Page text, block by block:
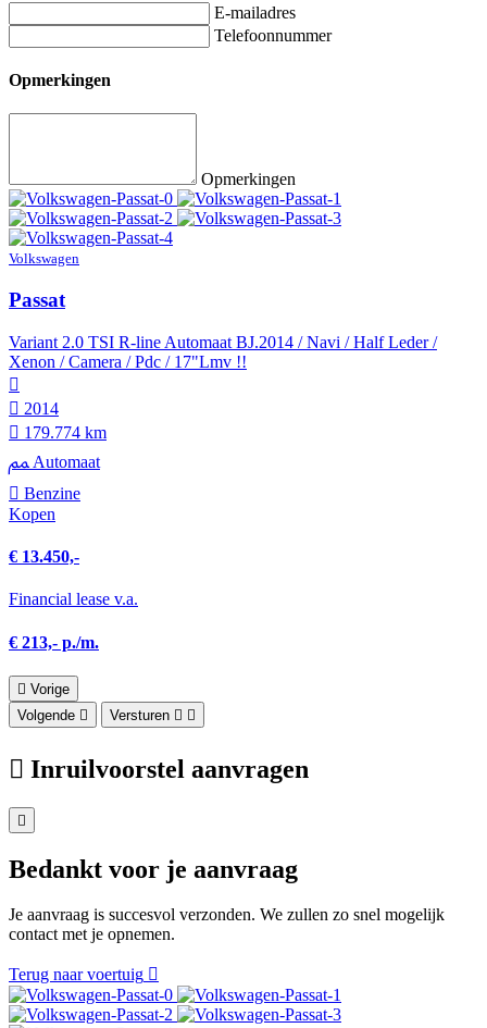
E-mailadres
Telefoonnummer
Opmerkingen
Opmerkingen
Volkswagen
Passat
Variant 2.0 TSI R-line Automaat BJ.2014 / Navi / Half Leder /
Xenon / Camera / Pdc / 17"Lmv !!
2014
179.774 km
Automaat
Benzine
Kopen
€ 13.450,-
Financial lease v.a.
€ 213,- p./m.
Vorige
Volgende
Versturen
Inruilvoorstel aanvragen
Bedankt voor je aanvraag
Je aanvraag is succesvol verzonden. We zullen zo snel mogelijk
contact met je opnemen.
Terug naar voertuig